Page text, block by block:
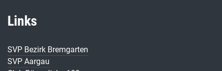
Links
SVP Bezirk Bremgarten
SVP Aargau